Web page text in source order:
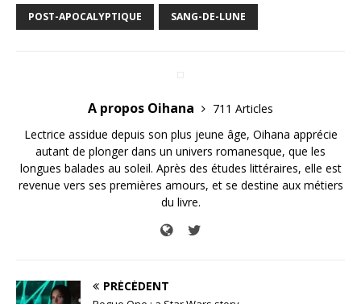
POST-APOCALYPTIQUE SANG-DE-LUNE
A propos Oihana
711 Articles
Lectrice assidue depuis son plus jeune âge, Oihana apprécie
autant de plonger dans un univers romanesque, que les
longues balades au soleil. Après des études littéraires, elle est
revenue vers ses premières amours, et se destine aux métiers
du livre.
PRÉCÉDENT